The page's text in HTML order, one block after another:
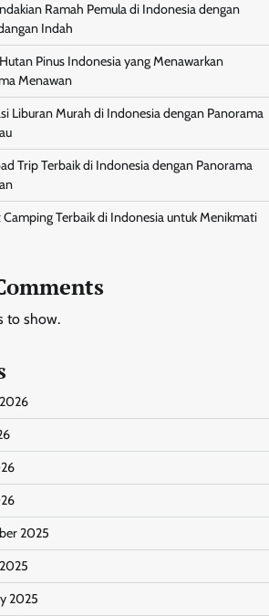
Ramah Pemula di Indonesia dengan
Indah
Pinus Indonesia yang Menawarkan
Menawan
Liburan Murah di Indonesia dengan Panorama
Trip Terbaik di Indonesia dengan Panorama
Camping Terbaik di Indonesia untuk Menikmati
to show.
2025
2025